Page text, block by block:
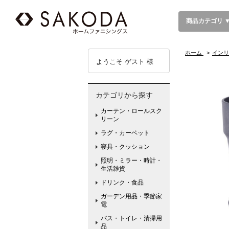
商品カテゴリ
ホーム > イン
ようこそ ゲスト 様
カテゴリから探す
カーテン・ロールスク
リーン
ラグ・カーペット
寝具・クッション
照明・ミラー・時計・
生活雑貨
ドリンク・食品
ガーデン用品・季節家
電
バス・トイレ・清掃用
品